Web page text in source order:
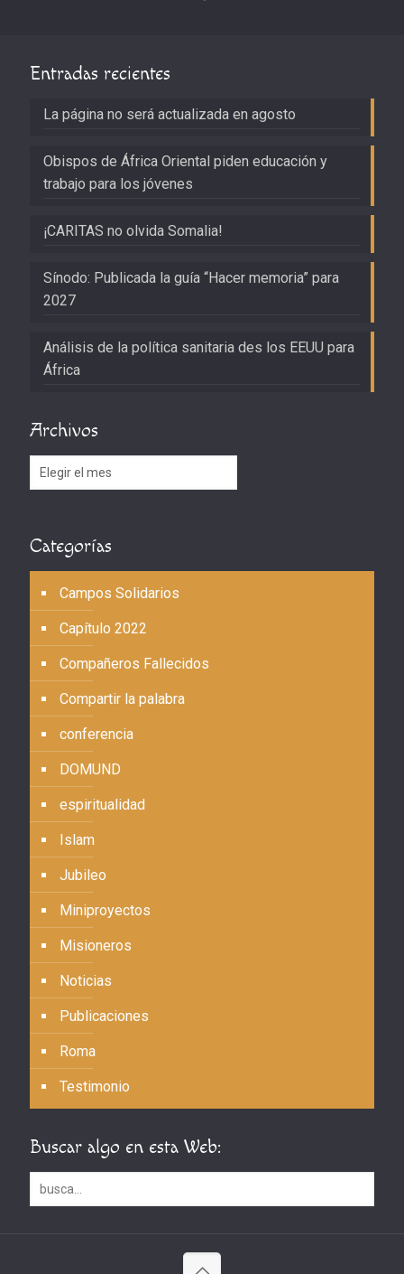
Entradas recientes
La página no será actualizada en agosto
Obispos de África Oriental piden educación y
trabajo para los jóvenes
¡CARITAS no olvida Somalia!
Sínodo: Publicada la guía “Hacer memoria” para
2027
Análisis de la política sanitaria des los EEUU para
África
Archivos
Archivos
Categorías
Campos Solidarios
Capítulo 2022
Compañeros Fallecidos
Compartir la palabra
conferencia
DOMUND
espiritualidad
Islam
Jubileo
Miniproyectos
Misioneros
Noticias
Publicaciones
Roma
Testimonio
Buscar algo en esta Web: